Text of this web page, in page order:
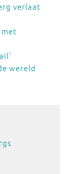
verlaat
wereld